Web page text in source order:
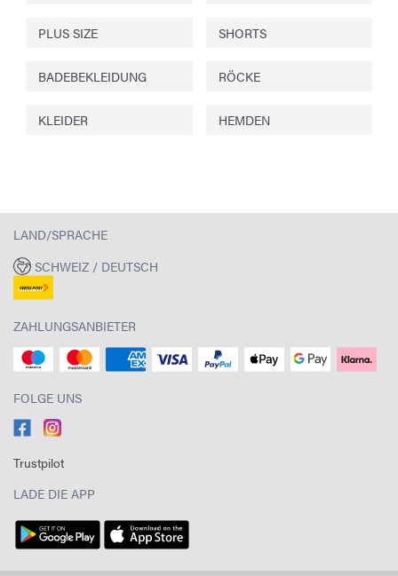
PLUS SIZE SHORTS
BADEBEKLEIDUNG RÖCKE
KLEIDER HEMDEN
LAND/SPRACHE
SCHWEIZ / DEUTSCH
ZAHLUNGSANBIETER
FOLGE UNS
Trustpilot
LADE DIE APP